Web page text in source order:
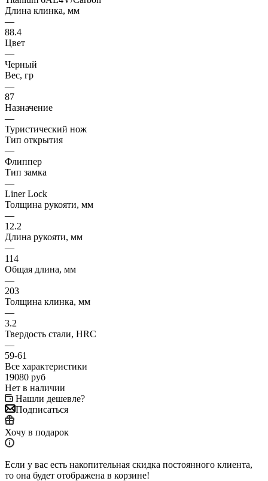
Длина клинка, мм
—
88.4
Цвет
—
Черный
Вес, гр
—
87
Назначение
—
Туристический нож
Тип открытия
—
Флиппер
Тип замка
—
Liner Lock
Толщина рукояти, мм
—
12.2
Длина рукояти, мм
—
114
Общая длина, мм
—
203
Толщина клинка, мм
—
3.2
Твердость стали, HRC
—
59-61
Все характеристики
19080 руб
Нет в наличии
Нашли дешевле?
Подписаться
Хочу в подарок
Если у вас есть накопительная скидка постоянного клиента,
то она будет отображена в корзине!